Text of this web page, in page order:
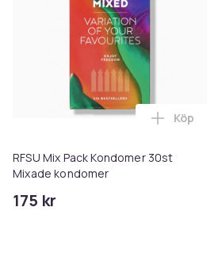
RFSU Mix Pack Kondomer 30st
Mixade kondomer
175 kr
Lägg till
Köp